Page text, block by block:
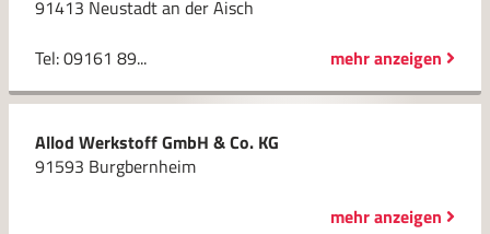
91413 Neustadt an der Aisch
Tel: 09161 89...
mehr anzeigen
Allod Werkstoff GmbH & Co. KG
91593 Burgbernheim
mehr anzeigen